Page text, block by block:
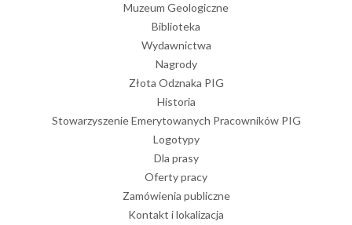
Muzeum Geologiczne
Biblioteka
Wydawnictwa
Nagrody
Złota Odznaka PIG
Historia
Stowarzyszenie Emerytowanych Pracowników PIG
Logotypy
Dla prasy
Oferty pracy
Zamówienia publiczne
Kontakt i lokalizacja